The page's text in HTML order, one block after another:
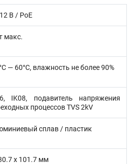
В / PoE
макс.
— 60°С, влажность не более 90%
IK08, подавитель напряжения
процессов TVS 2kV
сплав / пластик
х 101.7 мм